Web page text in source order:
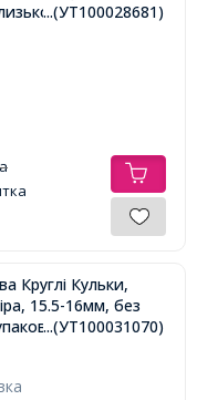
45шт/38см/
...(УТ100028681)
Круглі Кульки,
15.5-16мм, без
...(УТ100031070)